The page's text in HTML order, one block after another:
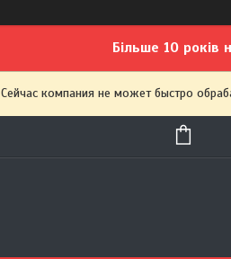
Більше 10 років
Сейчас компания не может быстро